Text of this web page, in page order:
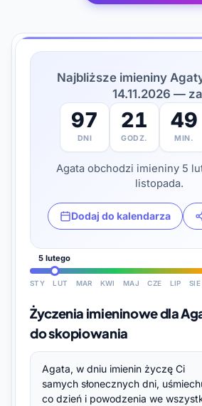
Najbliższe imieniny
14.11.2026 —
97
DNI
21
GODZ.
49
MIN.
Agata obchodzi imieniny 5
listopada.
Dodaj do kalendarza
5 lutego
STY LUT MAR KWI MAJ CZE LIP SIE
Życzenia imieninowe dla
do skopiowania
Agata, w dniu imienin życzę Ci
samych słonecznych dni,
co dzień i powodzenia we